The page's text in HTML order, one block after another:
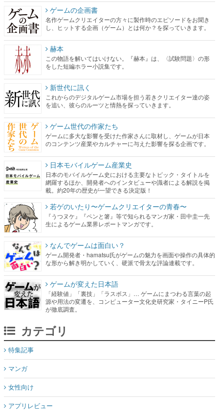
ゲームの企画書
名作ゲームクリエイターの方々に製作時のエピソードをお聞き
し、ヒットする企画（ゲーム）とは何か？を探っていきます。
赫本
この物語を解いてはいけない。『赫本』は、〈試験問題〉の形
をした短編ホラー小説集です。
新世代に訊く
これからのデジタルゲーム市場を担う若きクリエイター達の姿
を追い、彼らのルーツと情熱を探っていきます。
ゲーム世代の作家たち
ゲームに多大な影響を受けた作家さんに取材し、ゲームが日本
のコンテンツ産業やカルチャーに与えた影響を探る企画です。
日本モバイルゲーム産業史
日本のモバイルゲーム史における主要なトピック・タイトルを
網羅するほか、開発者へのインタビューや識者による解説を掲
載。約20年の歴史が一望できる決定版！
若ゲのいたり〜ゲームクリエイターの青春〜
『うつヌケ』『ペンと箸』等で知られるマンガ家・田中圭一先
生によるゲーム業界レポートマンガです。
なんでゲームは面白い？
ゲーム開発者・hamatsu氏がゲームの魅力を画面や操作の具体的
な形から解き明かしていく、硬派で骨太な評論連載です。
ゲームが変えた日本語
「経験値」「裏技」「ラスボス」… ゲームにまつわる言葉の起
源や用法の変遷を、コンピューター文化史研究家・タイニーP氏
が徹底調査。
カテゴリ
特集記事
マンガ
女性向け
アプリレビュー